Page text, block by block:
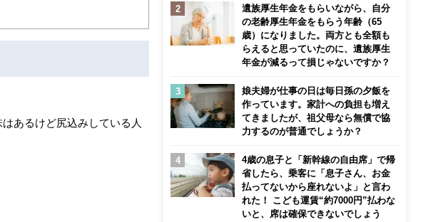
あるけど尻込みしている人
遺族厚生年金をもらいながら、自分
の老齢厚生年金をもらう年齢（65
歳）になりました。両方とも全額も
らえると思っていたのに、遺族厚生
年金が減るって損じゃないですか？
娘夫婦が仕事の日は毎日孫の夕飯を
作っています。家計への負担も増え
てきましたが、祖父母なら無償で協
力するのが普通でしょうか？
4歳の息子と「新幹線の自由席」で帰
省したら、乗客に「息子さん、お金
払ってないから座れないよ」と言わ
れた！ こども運賃“約7000円”払わな
いと、席は確保できないでしょう